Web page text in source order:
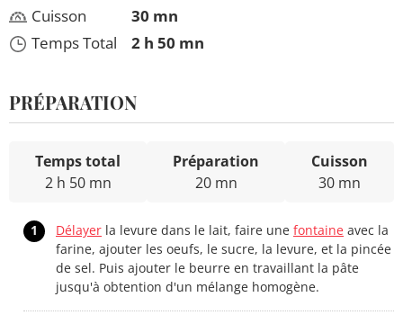
Cuisson
Temps Total
30 mn
2 h 50 mn
PRÉPARATION
Temps total
2 h 50 mn
Préparation
20 mn
Cuisson
30 mn
1 Délayer la levure dans le lait, faire une fontaine avec la
farine, ajouter les oeufs, le sucre, la levure, et la pincée
de sel. Puis ajouter le beurre en travaillant la pâte
jusqu'à obtention d'un mélange homogène.